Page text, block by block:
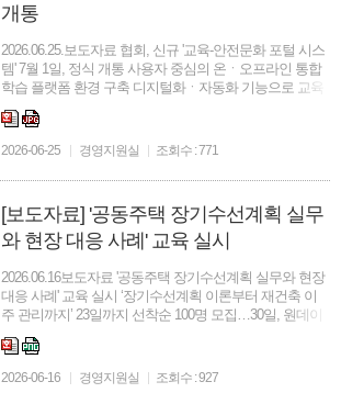
개통
2026.06.25.보도자료 협회, 신규 '교육-안전문화 포털 시스
템' 7월 1일, 정식 개통 사용자 중심의 온ㆍ오프라인 통합
학습 플랫폼 환경 구축 디지털화ㆍ자동화 기능으로 교육
행정 업무 효율성ㆍ생산성 향상 기대 “공동주택관리 분
야, 대표 교육 플랫폼으로 도약하는 계기될 것” □ 대...
2026-06-25 경영지원실 조회수 : 771
[보도자료] '공동주택 장기수선계획 실무
와 현장 대응 사례' 교육 실시
2026.06.16보도자료 '공동주택 장기수선계획 실무와 현장
대응 사례' 교육 실시 ‘장기수선계획 이론부터 재건축 이
주 관리까지’ 23일까지 선착순 100명 모집…30일, 원데이
‘무료 교육’ □ 대한주택관리사협회(협회장 하원선)는 공동
주택 관리현장에서 필수적으로 요...
2026-06-16 경영지원실 조회수 : 927